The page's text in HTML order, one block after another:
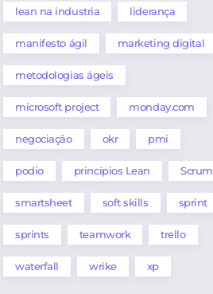
lean na industria liderança
manifesto ágil marketing digital
metodologias ágeis
microsoft project monday.com
negociação okr pmi
podio princípios Lean Scrum
smartsheet soft skills sprint
sprints teamwork trello
waterfall wrike xp